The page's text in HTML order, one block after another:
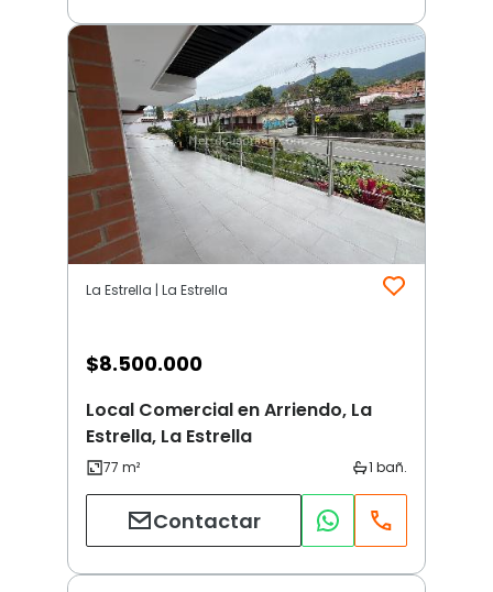
La Estrella | La Estrella
$8.500.000
Local Comercial en Arriendo, La
Estrella, La Estrella
Contactar